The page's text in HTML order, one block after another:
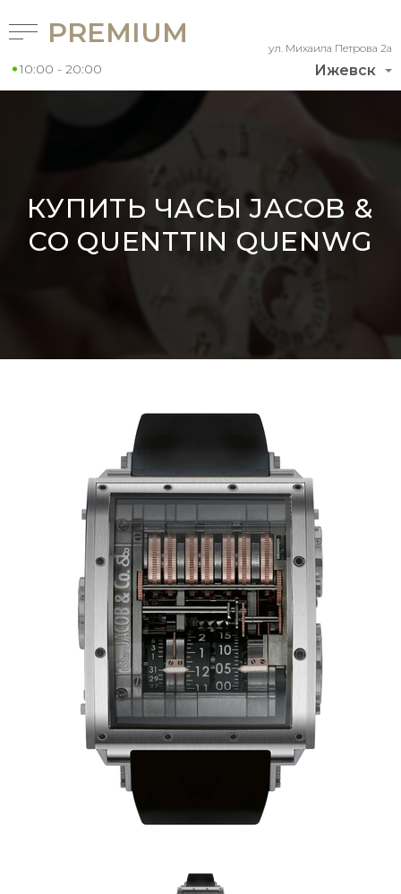
Ижевск
ул. Михаила Петрова 2а
PREMIUM
10:00 - 20:00
КУПИТЬ ЧАСЫ JACOB &
CO QUENTTIN QUENWG